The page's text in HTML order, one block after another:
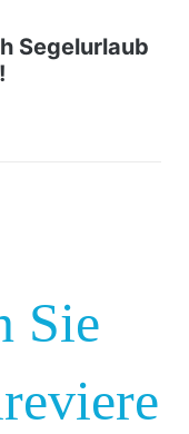
Segelurlaub
Sie